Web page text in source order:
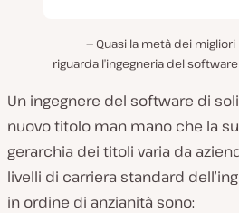
Quasi la metà dei
riguarda l’ingegneria del
Un ingegnere del software di
nuovo titolo man mano che la
gerarchia dei titoli varia da
livelli di carriera standard
in ordine di anzianità sono: